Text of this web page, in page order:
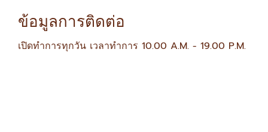
ข้อมูลการติดต่อ
เปิดทำการทุกวัน เวลาทำการ 10.00 A.M. - 19.00 P.M.